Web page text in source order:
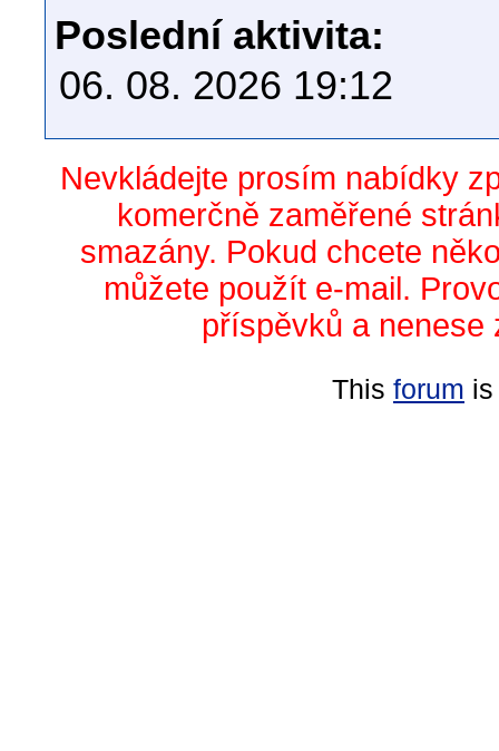
Poslední aktivita:
06. 08. 2026 19:12
Nevkládejte prosím nabídky
komerčně zaměřené
smazány. Pokud chcete
můžete použít e-mail.
příspěvků a nenese
This forum